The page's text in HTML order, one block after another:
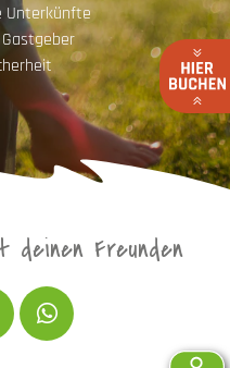
Unterkünfte
Freunden